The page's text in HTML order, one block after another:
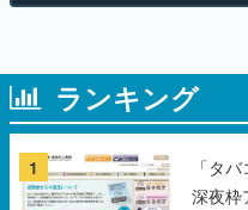
ランキング
1
「タ
深夜枠